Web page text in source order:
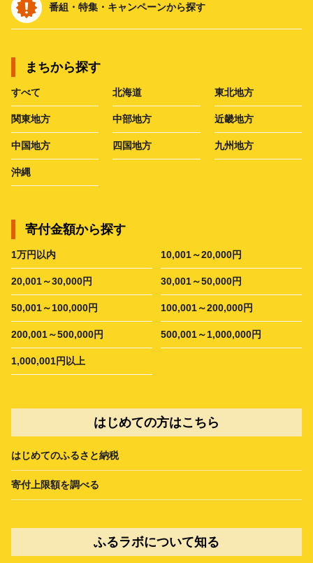
番組・特集・キャンペーンから探す
まちから探す
すべて 北海道 東北地方
関東地方 中部地方 近畿地方
中国地方 四国地方 九州地方
沖縄
寄付金額から探す
1万円以内 10,001～20,000円
20,001～30,000円 30,001～50,000円
50,001～100,000円 100,001～200,000円
200,001～500,000円 500,001～1,000,000円
1,000,001円以上
はじめての方はこちら
はじめてのふるさと納税
寄付上限額を調べる
ふるラボについて知る